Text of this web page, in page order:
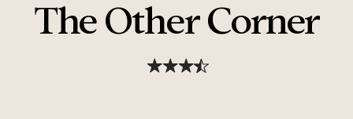
The Other Corner